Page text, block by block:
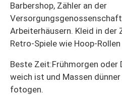
Barbershop, Zähler an der
Arbeiterhäusern. Kleid in
Retro-Spiele wie Hoop-
Beste Zeit:Frühmorgen oder
weich ist und Massen
fotogen.